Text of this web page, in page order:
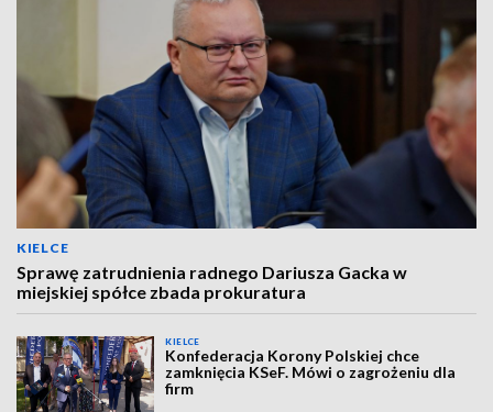
KIELCE
Sprawę zatrudnienia radnego Dariusza Gacka w
miejskiej spółce zbada prokuratura
KIELCE
Konfederacja Korony Polskiej chce
zamknięcia KSeF. Mówi o zagrożeniu dla
firm